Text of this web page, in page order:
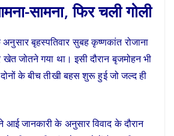
सामना, फिर चली गोली
बृहस्पतिवार सुबह कृष्णकांत रोजाना
जोतने गया था। इसी दौरान बृजमोहन भी
के बीच तीखी बहस शुरू हुई जो जल्द ही
जानकारी के अनुसार विवाद के दौरान